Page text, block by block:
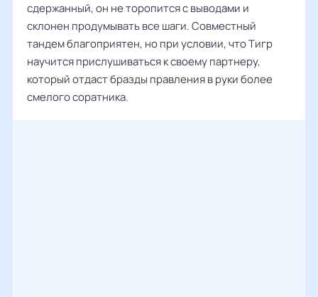
сдержанный, он не торопится с выводами и
склонен продумывать все шаги. Совместный
тандем благоприятен, но при условии, что Тигр
научится прислушиваться к своему партнеру,
который отдаст бразды правления в руки более
смелого соратника.